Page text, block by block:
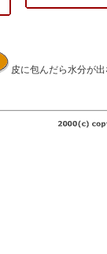
皮に包んだら水分が